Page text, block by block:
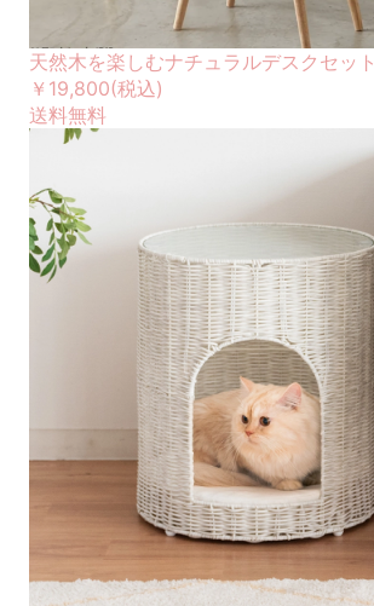
天然木を楽しむナチュラルデスクセット
￥19,800(税込)
送料無料